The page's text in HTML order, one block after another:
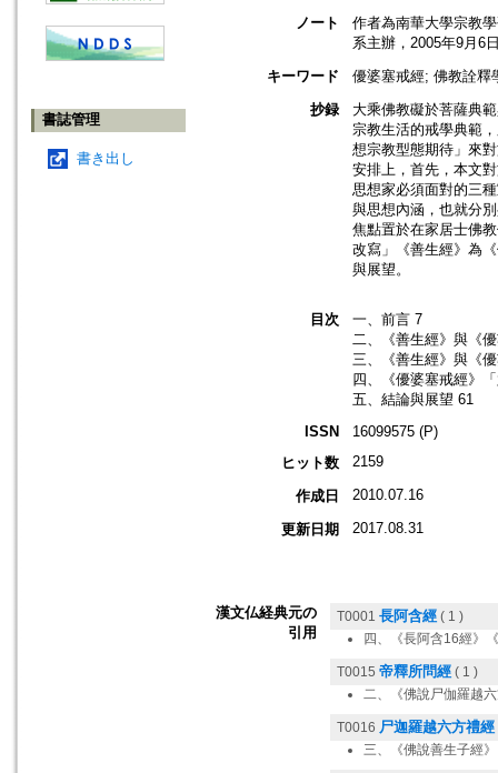
書誌管理
書き出し
ノート
作者為南華大學宗教
系主辦，2005年9月6
キーワード
優婆塞戒經; 佛教詮釋
抄録
大乘佛教礙於菩薩典
宗教生活的戒學典範
想宗教型態期待」來
安排上，首先，本文
思想家必須面對的三
與思想內涵，也就分
焦點置於在家居士佛
改寫」《善生經》為
與展望。
目次
一、前言 7
二、《善生經》與《
三、《善生經》與《
四、《優婆塞戒經》
五、結論與展望 61
ISSN
16099575 (P)
ヒット数
2159
作成日 2010.07.16
更新日期 2017.08.31
漢文仏経典元の
引用
T0001 長阿含經 ( 1 )
四、《長阿含16經》
T0015 帝釋所問經 ( 1 )
二、《佛說尸伽羅越
T0016 尸迦羅越六方禮經
三、《佛說善生子經